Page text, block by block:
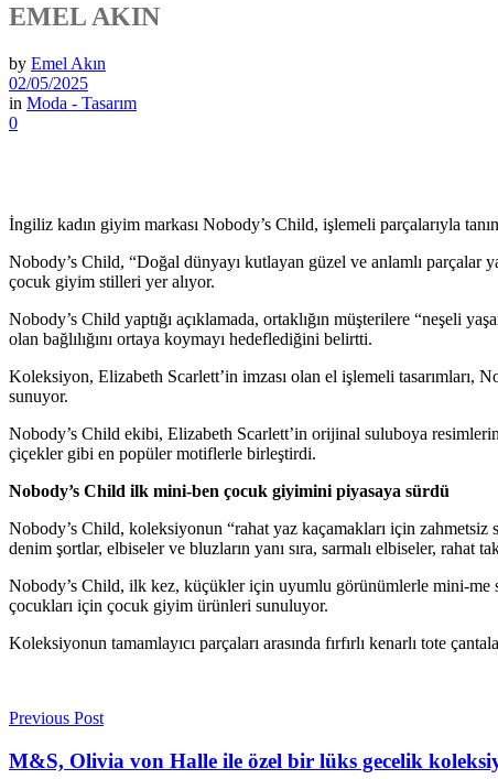
EMEL AKIN
by Emel Akın
02/05/2025
in Moda - Tasarım
0
İngiliz kadın giyim markası Nobody’s Child, işlemeli parçalarıyla
Nobody’s Child, “Doğal dünyayı kutlayan güzel ve anlamlı parçalar
çocuk giyim stilleri yer alıyor.
Nobody’s Child yaptığı açıklamada, ortaklığın müşterilere “neşeli
olan bağlılığını ortaya koymayı hedeflediğini belirtti.
Koleksiyon, Elizabeth Scarlett’in imzası olan el işlemeli tasarımları,
sunuyor.
Nobody’s Child ekibi, Elizabeth Scarlett’in orijinal suluboya
çiçekler gibi en popüler motiflerle birleştirdi.
Nobody’s Child ilk mini-ben çocuk giyimini piyasaya sürdü
Nobody’s Child, koleksiyonun “rahat yaz kaçamakları için
denim şortlar, elbiseler ve bluzların yanı sıra, sarmalı elbiseler, rahat
Nobody’s Child, ilk kez, küçükler için uyumlu görünümlerle mini-me
çocukları için çocuk giyim ürünleri sunuluyor.
Koleksiyonun tamamlayıcı parçaları arasında fırfırlı kenarlı tote
Previous Post
M&S, Olivia von Halle ile özel bir lüks gecelik